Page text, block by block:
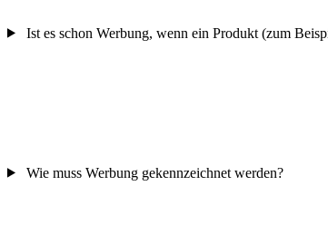
Ist es schon Werbung, wenn ein Produkt (zum
Wie muss Werbung gekennzeichnet werden?